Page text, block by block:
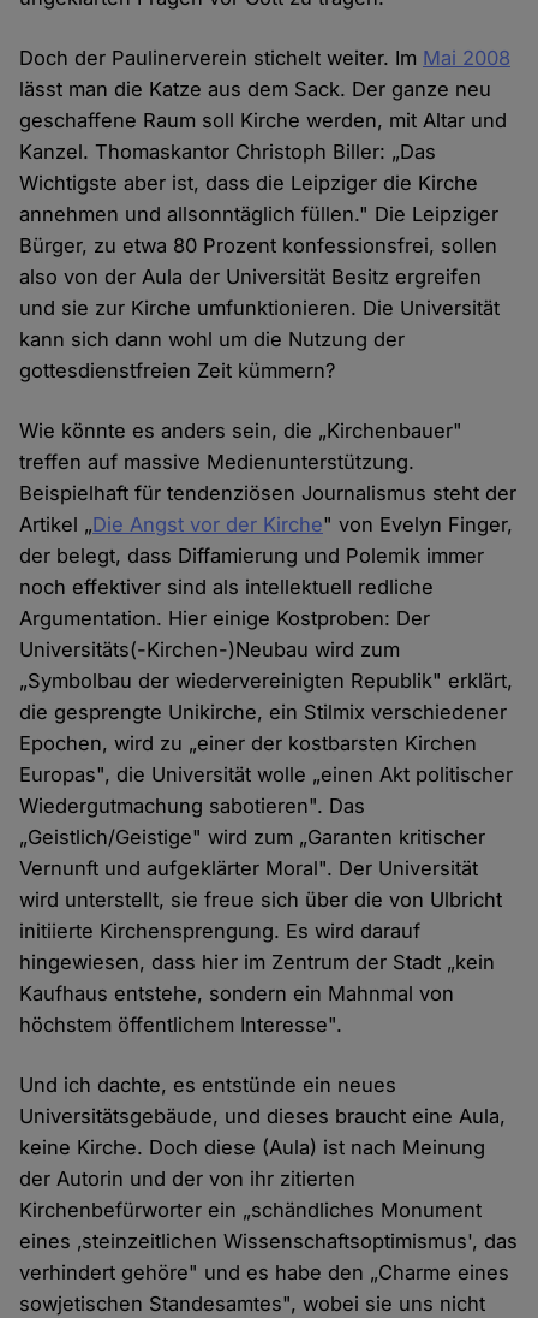
Doch der Paulinerverein stichelt weiter. Im Mai 2008
lässt man die Katze aus dem Sack. Der ganze neu
geschaffene Raum soll Kirche werden, mit Altar und
Kanzel. Thomaskantor Christoph Biller: „Das
Wichtigste aber ist, dass die Leipziger die Kirche
annehmen und allsonntäglich füllen." Die Leipziger
Bürger, zu etwa 80 Prozent konfessionsfrei, sollen
also von der Aula der Universität Besitz ergreifen
und sie zur Kirche umfunktionieren. Die Universität
kann sich dann wohl um die Nutzung der
gottesdienstfreien Zeit kümmern?
Wie könnte es anders sein, die „Kirchenbauer"
treffen auf massive Medienunterstützung.
Beispielhaft für tendenziösen Journalismus steht der
Artikel „Die Angst vor der Kirche" von Evelyn Finger,
der belegt, dass Diffamierung und Polemik immer
noch effektiver sind als intellektuell redliche
Argumentation. Hier einige Kostproben: Der
Universitäts(-Kirchen-)Neubau wird zum
„Symbolbau der wiedervereinigten Republik" erklärt,
die gesprengte Unikirche, ein Stilmix verschiedener
Epochen, wird zu „einer der kostbarsten Kirchen
Europas", die Universität wolle „einen Akt politischer
Wiedergutmachung sabotieren". Das
„Geistlich/Geistige" wird zum „Garanten kritischer
Vernunft und aufgeklärter Moral". Der Universität
wird unterstellt, sie freue sich über die von Ulbricht
initiierte Kirchensprengung. Es wird darauf
hingewiesen, dass hier im Zentrum der Stadt „kein
Kaufhaus entstehe, sondern ein Mahnmal von
höchstem öffentlichem Interesse".
Und ich dachte, es entstünde ein neues
Universitätsgebäude, und dieses braucht eine Aula,
keine Kirche. Doch diese (Aula) ist nach Meinung
der Autorin und der von ihr zitierten
Kirchenbefürworter ein „schändliches Monument
eines ‚steinzeitlichen Wissenschaftsoptimismus', das
verhindert gehöre" und es habe den „Charme eines
sowjetischen Standesamtes", wobei sie uns nicht